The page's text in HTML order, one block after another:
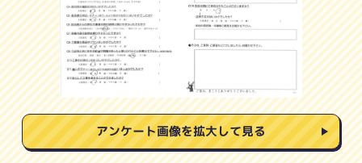
アンケート画像を拡大して見る